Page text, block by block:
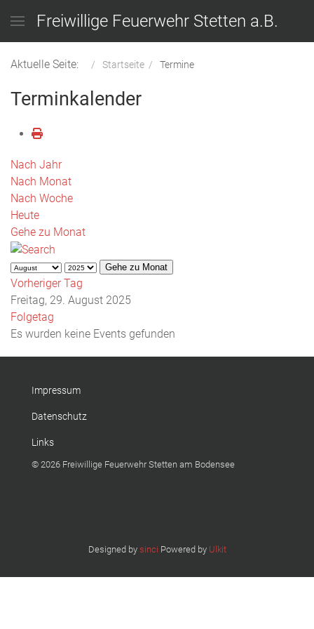
Freiwillige Feuerwehr Stetten a.B.
Aktuelle Seite: Startseite Termine
Terminkalender
Nach Jahr
Nach Monat
Nach Woche
Heute
Gehe zu Monat
Gehe zu Monat
Vorheriger Tag
Freitag, 29. August 2025
Folgetag
Es wurden keine Events gefunden
Impressum
Datenschutz
Links
© 2026 Freiwillige Feuerwehr Stetten am Bodensee
Designed by sinci Powered by Ulkit